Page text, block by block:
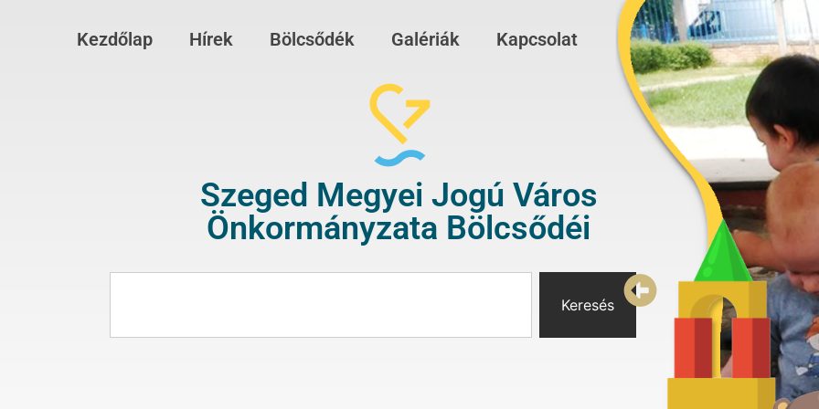
Kezdőlap Hírek Bölcsődék Galériák Kapcsolat
Szeged Megyei Jogú Város
Önkormányzata Bölcsődéi
Keresés